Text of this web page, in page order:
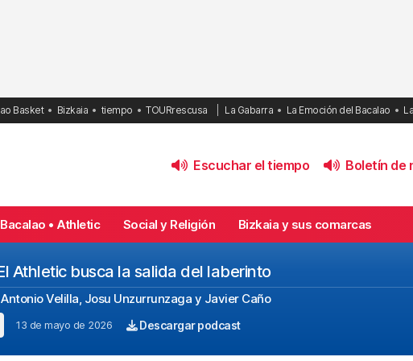
Basket Bizkaia tiempo TOURrescusa La Gabarra La Emoción del Bacalao
Escuchar el tiempo Boletín de
Bacalao • Athletic Social y Religión Bizkaia y sus comarcas
Athletic busca la salida del laberinto
Velilla, Josu Unzurrunzaga y Javier Caño
13 de mayo de 2026 Descargar podcast